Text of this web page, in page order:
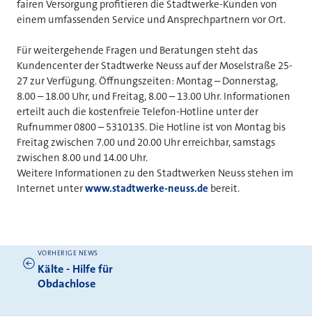
fairen Versorgung profitieren die Stadtwerke-Kunden von
einem umfassenden Service und Ansprechpartnern vor Ort.
Für weitergehende Fragen und Beratungen steht das
Kundencenter der Stadtwerke Neuss auf der Moselstraße 25-
27 zur Verfügung. Öffnungszeiten: Montag – Donnerstag,
8.00 – 18.00 Uhr, und Freitag, 8.00 – 13.00 Uhr. Informationen
erteilt auch die kostenfreie Telefon-Hotline unter der
Rufnummer 0800 – 5310135. Die Hotline ist von Montag bis
Freitag zwischen 7.00 und 20.00 Uhr erreichbar, samstags
zwischen 8.00 und 14.00 Uhr.
Weitere Informationen zu den Stadtwerken Neuss stehen im
Internet unterwww.stadtwerke-neuss.de bereit.
Weitere News
VORHERIGE NEWS
Kälte - Hilfe für
Obdachlose